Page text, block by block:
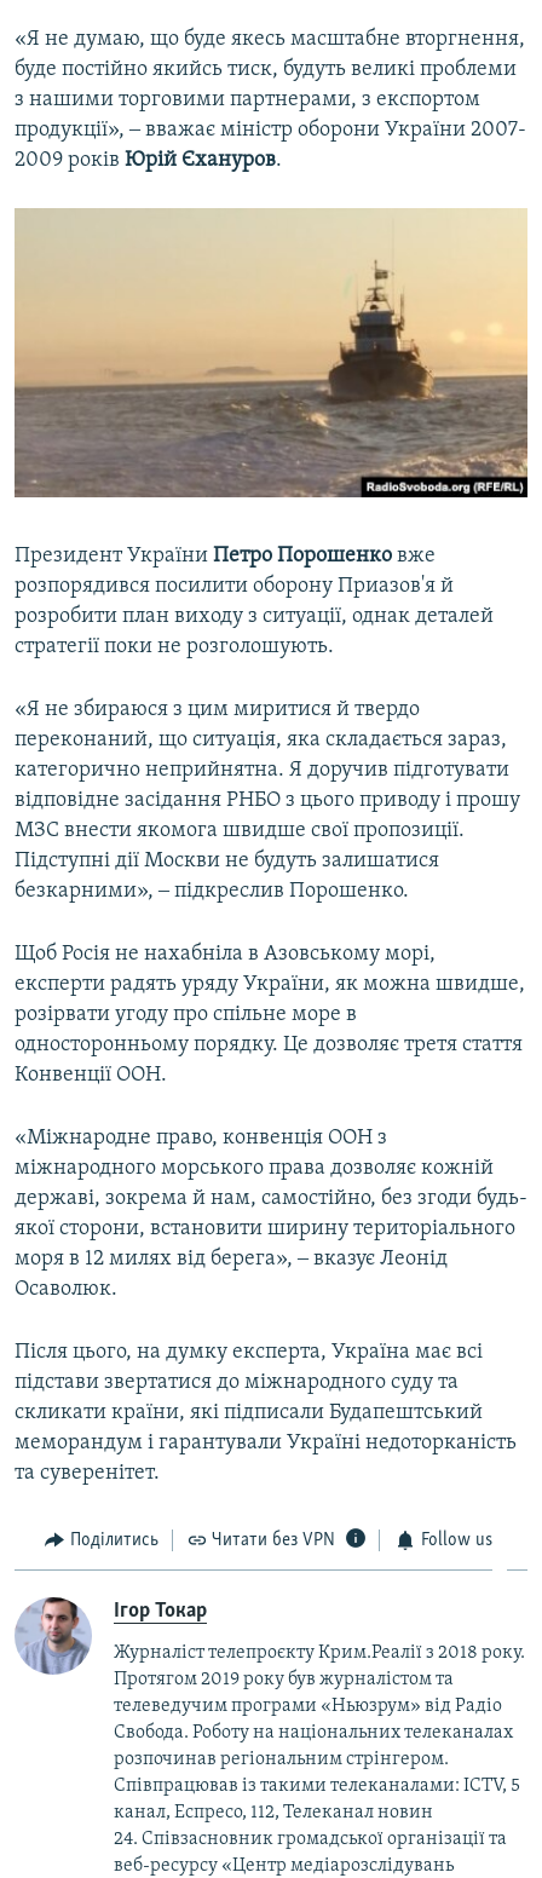
«Я не думаю, що буде якесь масштабне вторгнення,
буде постійно якийсь тиск, будуть великі проблеми
з нашими торговими партнерами, з експортом
продукції», ‒ вважає міністр оборони України 2007-
2009 років Юрій Єхануров.
Президент України Петро Порошенко вже
розпорядився посилити оборону Приазов'я й
розробити план виходу з ситуації, однак деталей
стратегії поки не розголошують.
«Я не збираюся з цим миритися й твердо
переконаний, що ситуація, яка складається зараз,
категорично неприйнятна. Я доручив підготувати
відповідне засідання РНБО з цього приводу і прошу
МЗС внести якомога швидше свої пропозиції.
Підступні дії Москви не будуть залишатися
безкарними», ‒ підкреслив Порошенко.
Щоб Росія не нахабніла в Азовському морі,
експерти радять уряду України, як можна швидше,
розірвати угоду про спільне море в
односторонньому порядку. Це дозволяє третя стаття
Конвенції ООН.
«Міжнародне право, конвенція ООН з
міжнародного морського права дозволяє кожній
державі, зокрема й нам, самостійно, без згоди будь-
якої сторони, встановити ширину територіального
моря в 12 милях від берега», ‒ вказує Леонід
Осаволюк.
Після цього, на думку експерта, Україна має всі
підстави звертатися до міжнародного суду та
скликати країни, які підписали Будапештський
меморандум і гарантували Україні недоторканість
та суверенітет.
Поділитись Читати без VPN Follow us
Ігор Токар
Журналіст телепроєкту Крим.Реалії з 2018 року.
Протягом 2019 року був журналістом та
телеведучим програми «Ньюзрум» від Радіо
Свобода. Роботу на національних телеканалах
розпочинав регіональним стрінгером.
Співпрацював із такими телеканалами: ICTV, 5
канал, Еспресо, 112, Телеканал новин
24. Співзасновник громадської організації та
веб-ресурсу «Центр медіарозслідувань